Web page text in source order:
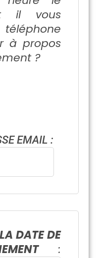
il vous
à propos
?
EMAIL :
DATE DE
: